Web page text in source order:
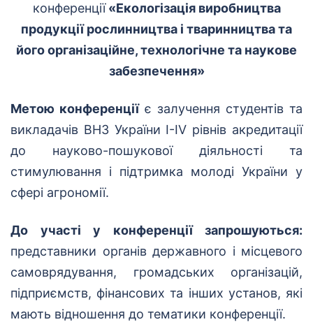
конференції«Екологізація виробництва
продукції рослинництва і тваринництва та
його організаційне, технологічне та наукове
забезпечення»
Метою конференціїє залучення студентів та
викладачів ВНЗ України І-ІV рівнів акредитації
до науково-пошукової діяльності та
стимулювання і підтримка молоді України у
сфері агрономії.
До участі у конференції запрошуються:
представники органів державного і місцевого
самоврядування, громадських організацій,
підприємств, фінансових та інших установ, які
мають відношення до тематики конференції.